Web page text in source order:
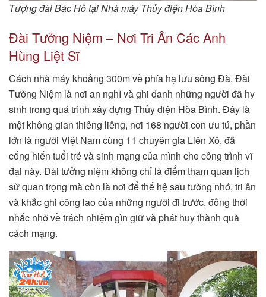
Tượng đài Bác Hồ tại Nhà máy Thủy điện Hòa Bình
Đài Tưởng Niệm – Nơi Tri Ân Các Anh
Hùng Liệt Sĩ
Cách nhà máy khoảng 300m về phía hạ lưu sông Đà, Đài
Tưởng Niệm là nơi an nghỉ và ghi danh những người đã hy
sinh trong quá trình xây dựng Thủy điện Hòa Bình. Đây là
một không gian thiêng liêng, nơi 168 người con ưu tú, phần
lớn là người Việt Nam cùng 11 chuyên gia Liên Xô, đã
cống hiến tuổi trẻ và sinh mạng của mình cho công trình vĩ
đại này. Đài tưởng niệm không chỉ là điểm tham quan lịch
sử quan trọng mà còn là nơi để thế hệ sau tưởng nhớ, tri ân
và khắc ghi công lao của những người đi trước, đồng thời
nhắc nhở về trách nhiệm gìn giữ và phát huy thành quả
cách mạng.